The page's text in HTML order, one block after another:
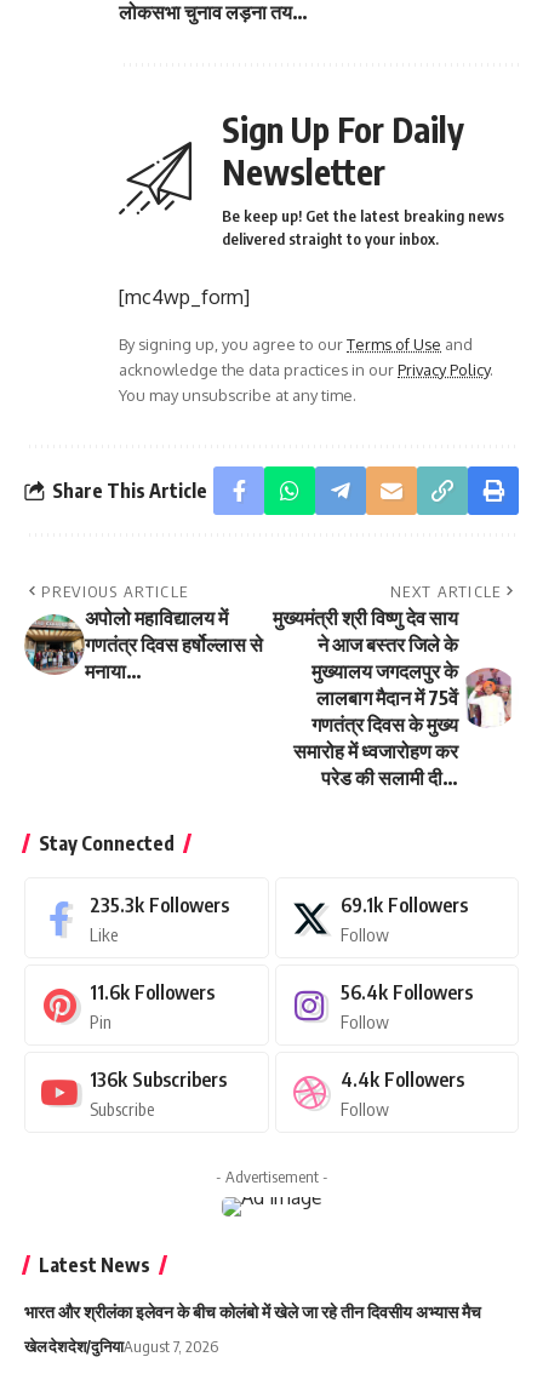
लोकसभा चुनाव लड़ना तय…
Sign Up For Daily
Newsletter
Be keep up! Get the latest breaking news
delivered straight to your inbox.
[mc4wp_form]
By signing up, you agree to ourTerms of Use and
acknowledge the data practices in ourPrivacy Policy.
You may unsubscribe at any time.
Share This Article
PREVIOUS ARTICLE
अपोलो महाविद्यालय में
गणतंत्र दिवस हर्षोल्लास से
मनाया…
NEXT ARTICLE
मुख्यमंत्री श्री विष्णु देव साय
ने आज बस्तर जिले के
मुख्यालय जगदलपुर के
लालबाग मैदान में 75वें
गणतंत्र दिवस के मुख्य
समारोह में ध्वजारोहण कर
परेड की सलामी दी…
Stay Connected
235.3k Followers
Like
69.1k Followers
Follow
11.6k Followers
Pin
56.4k Followers
Follow
136k Subscribers
Subscribe
4.4k Followers
Follow
- Advertisement -
Latest News
भारत और श्रीलंका इलेवन के बीच कोलंबो में खेले जा रहे तीन दिवसीय अभ्यास मैच
खेलदेशदेश/दुनियाAugust 7, 2026